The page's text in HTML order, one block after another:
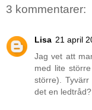
3 kommentarer:
Lisa 21 april
Jag vet att
med lite
större).
det en ledtråd?